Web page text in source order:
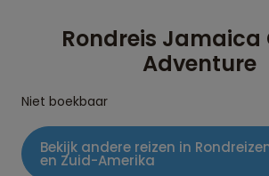
Rondreis Jamaica
Adventure
Niet boekbaar
Bekijk andere reizen in
en Zuid-Amerika